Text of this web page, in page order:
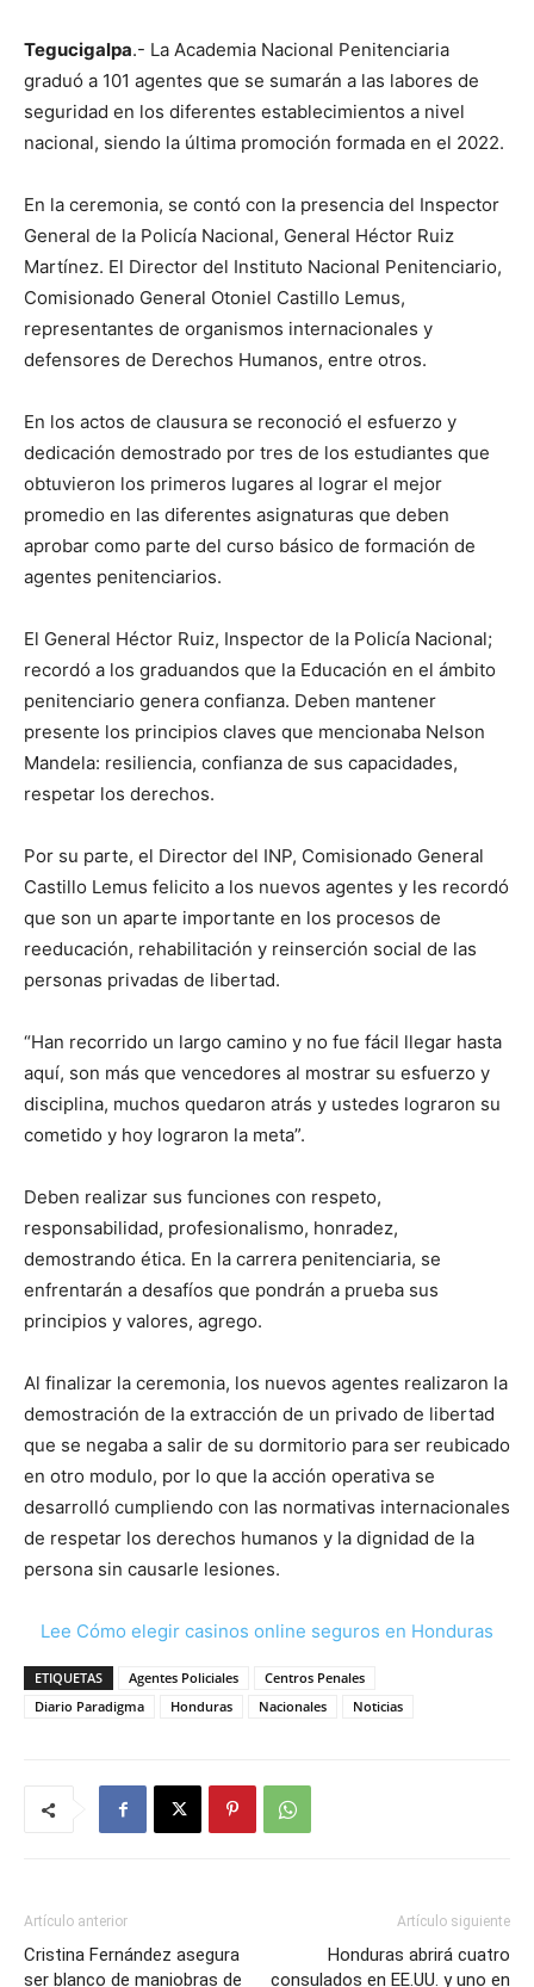
Tegucigalpa.- La Academia Nacional Penitenciaria
graduó a 101 agentes que se sumarán a las labores de
seguridad en los diferentes establecimientos a nivel
nacional, siendo la última promoción formada en el 2022.
En la ceremonia, se contó con la presencia del Inspector
General de la Policía Nacional, General Héctor Ruiz
Martínez. El Director del Instituto Nacional Penitenciario,
Comisionado General Otoniel Castillo Lemus,
representantes de organismos internacionales y
defensores de Derechos Humanos, entre otros.
En los actos de clausura se reconoció el esfuerzo y
dedicación demostrado por tres de los estudiantes que
obtuvieron los primeros lugares al lograr el mejor
promedio en las diferentes asignaturas que deben
aprobar como parte del curso básico de formación de
agentes penitenciarios.
El General Héctor Ruiz, Inspector de la Policía Nacional;
recordó a los graduandos que la Educación en el ámbito
penitenciario genera confianza. Deben mantener
presente los principios claves que mencionaba Nelson
Mandela: resiliencia, confianza de sus capacidades,
respetar los derechos.
Por su parte, el Director del INP, Comisionado General
Castillo Lemus felicito a los nuevos agentes y les recordó
que son un aparte importante en los procesos de
reeducación, rehabilitación y reinserción social de las
personas privadas de libertad.
“Han recorrido un largo camino y no fue fácil llegar hasta
aquí, son más que vencedores al mostrar su esfuerzo y
disciplina, muchos quedaron atrás y ustedes lograron su
cometido y hoy lograron la meta”.
Deben realizar sus funciones con respeto,
responsabilidad, profesionalismo, honradez,
demostrando ética. En la carrera penitenciaria, se
enfrentarán a desafíos que pondrán a prueba sus
principios y valores, agrego.
Al finalizar la ceremonia, los nuevos agentes realizaron la
demostración de la extracción de un privado de libertad
que se negaba a salir de su dormitorio para ser reubicado
en otro modulo, por lo que la acción operativa se
desarrolló cumpliendo con las normativas internacionales
de respetar los derechos humanos y la dignidad de la
persona sin causarle lesiones.
Lee Cómo elegir casinos online seguros en Honduras
ETIQUETAS Agentes Policiales
Centros Penales
Diario Paradigma
Honduras Nacionales Noticias
Artículo anterior
Cristina Fernández asegura
ser blanco de maniobras de
Artículo siguiente
Honduras abrirá cuatro
consulados en EE.UU. y uno en